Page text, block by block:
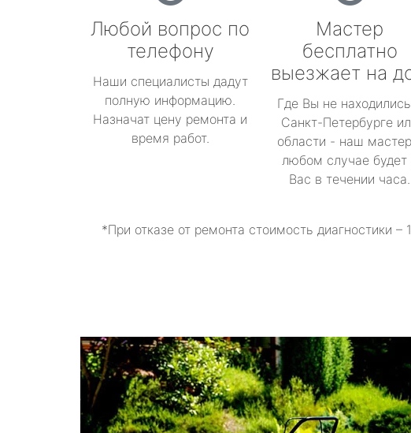
Любой вопрос по
телефону
Наши специалисты дадут
полную информацию.
Назначат цену ремонта и
время работ.
Мастер
бесплатно
выезжает на
Где Вы не
Санкт-Петербурге
области - наш
любом случае будет
Вас в течении часа.
*При отказе от ремонта стоимость диагностики –